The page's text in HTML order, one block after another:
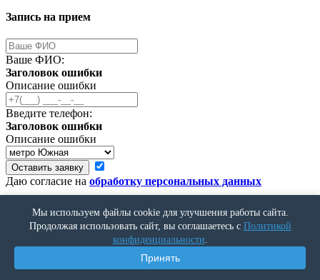
Мы используем файлы cookie для улучшения работы сайта.
Продолжая использовать сайт, вы соглашаетесь с Политикой
конфиденциальности.
Принять
Запись на прием
Ваше ФИО:
Заголовок ошибки
Описание ошибки
Введите телефон:
Заголовок ошибки
Описание ошибки
Оставить заявку
Даю согласие на обработку персональных данных
Оставить отзыв
Ваше ФИО:
Заголовок ошибки